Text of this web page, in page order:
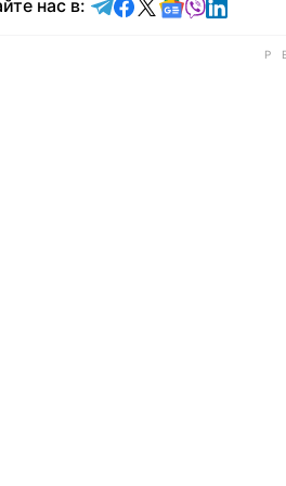
нас в: Читайте в Telegram
Читайте в
Читайте в X
Читайте в
Читайте